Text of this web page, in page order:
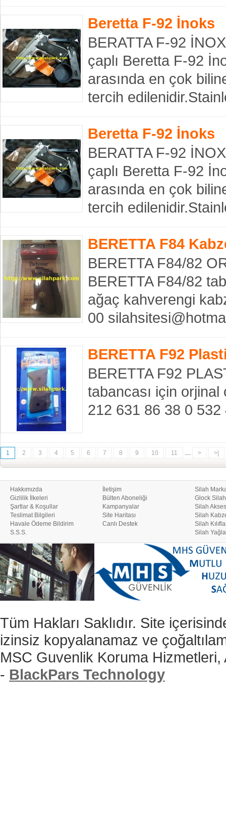
Beretta F-92 İnoks
BERATTA F-92
çaplı Beretta F-92
arasında en çok
tercih
Beretta F-92 İnoks
BERATTA F-92
çaplı Beretta F-92
arasında en çok
tercih
BERETTA F84
BERETTA F84/82
BERETTA F84/82
ağaç kahverengi
00
BERETTA F92
BERETTA F92
tabancası için
212 631 86 38 0
1 2 3 4 5 6 7 8 9 10 11 .... > >|
Hakkımızda
Gizlilik İlkeleri
Şartlar & Koşullar
Teslimat Bilgileri
Havale Ödeme Bildirim
S.S.S.
İletişim
Bülten Aboneliği
Kampanyalar
Site Haritası
Canlı Destek
Silah
Glock
Silah
Silah
Silah
Silah
Tüm Hakları Saklıdır. Site
izinsiz kopyalanamaz ve
MSC Guvenlik Koruma
- BlackPars Technology